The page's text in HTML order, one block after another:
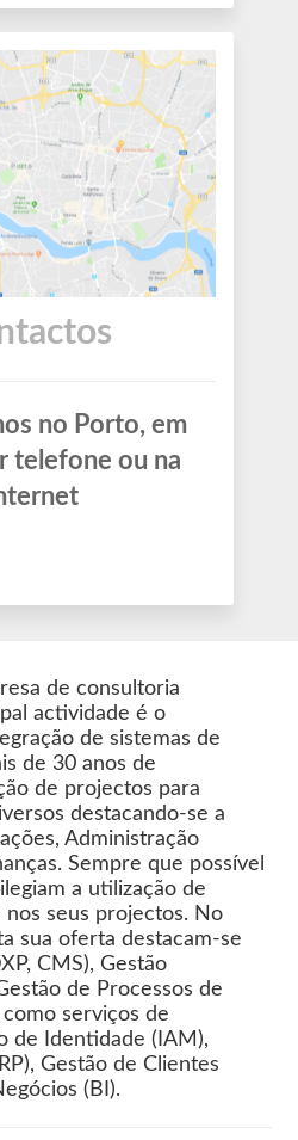
no Porto, em
telefone ou na
de consultoria
actividade é o
de sistemas de
de 30 anos de
de projectos para
destacando-se a
Administração
Sempre que possível
a utilização de
seus projectos. No
sua oferta destacam-se
CMS), Gestão
de Processos de
serviços de
de Identidade (IAM),
Gestão de Clientes
(BI).